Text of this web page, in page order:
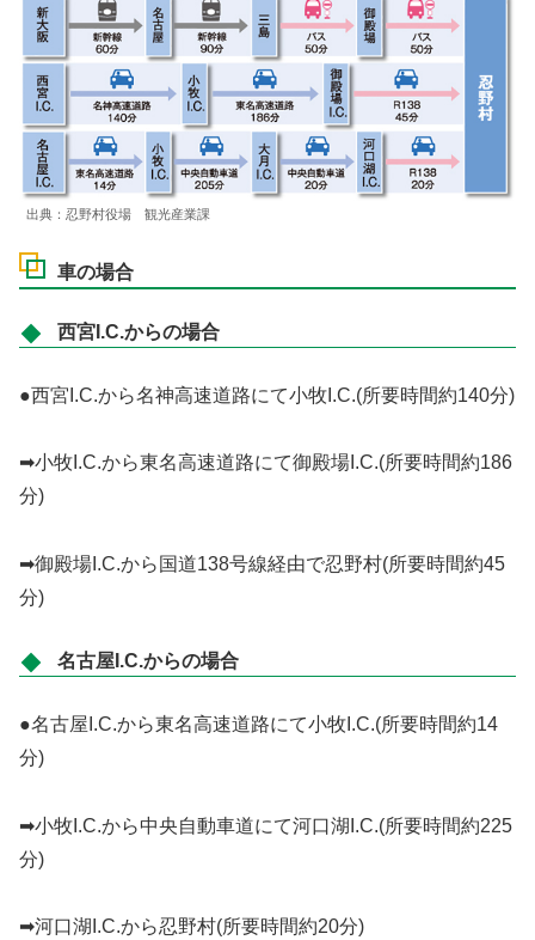
出典：忍野村役場 観光産業課
車の場合
西宮I.C.からの場合
●西宮I.C.から名神高速道路にて小牧I.C.(所要時間約140分)
➡小牧I.C.から東名高速道路にて御殿場I.C.(所要時間約186
分)
➡御殿場I.C.から国道138号線経由で忍野村(所要時間約45
分)
名古屋I.C.からの場合
●名古屋I.C.から東名高速道路にて小牧I.C.(所要時間約14
分)
➡小牧I.C.から中央自動車道にて河口湖I.C.(所要時間約225
分)
➡河口湖I.C.から忍野村(所要時間約20分)